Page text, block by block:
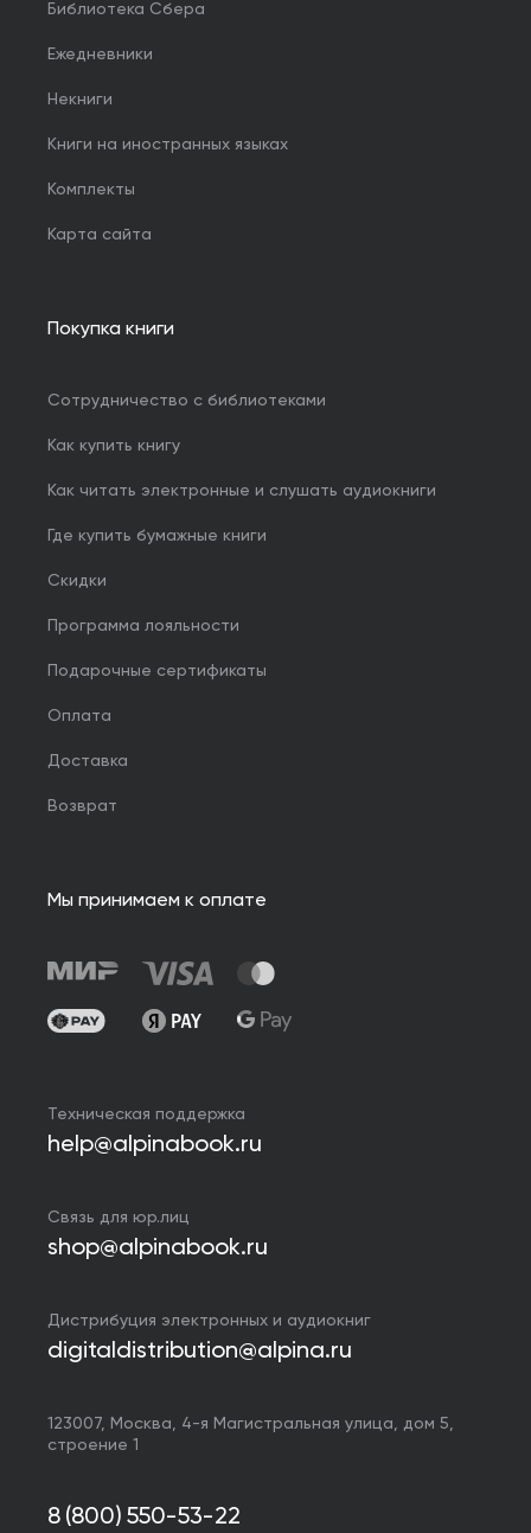
Библиотека Сбера
Ежедневники
Некниги
Книги на иностранных языках
Комплекты
Карта сайта
Покупка книги
Сотрудничество с библиотеками
Как купить книгу
Как читать электронные и слушать аудиокниги
Где купить бумажные книги
Скидки
Программа лояльности
Подарочные сертификаты
Оплата
Доставка
Возврат
Мы принимаем к оплате
Техническая поддержка
help@alpinabook.ru
Связь для юр.лиц
shop@alpinabook.ru
Дистрибуция электронных и аудиокниг
digitaldistribution@alpina.ru
123007, Москва, 4-я Магистральная улица, дом 5,
строение 1
8 (800) 550-53-22